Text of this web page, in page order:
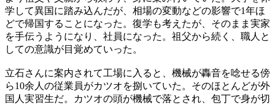
学して異国に踏み込んだが、相場の変動などの影響で1年ほ
どで帰国することになった。復学も考えたが、そのまま実家
を手伝うようになり、社員になった。祖父から続く、職人と
しての意識が目覚めていった。
立石さんに案内されて工場に入ると、機械が轟音を唸せる傍
ら10余人の従業員がカツオを捌いていた。そのほとんどが外
国人実習生だ。カツオの頭が機械で落とされ、包丁で身が切